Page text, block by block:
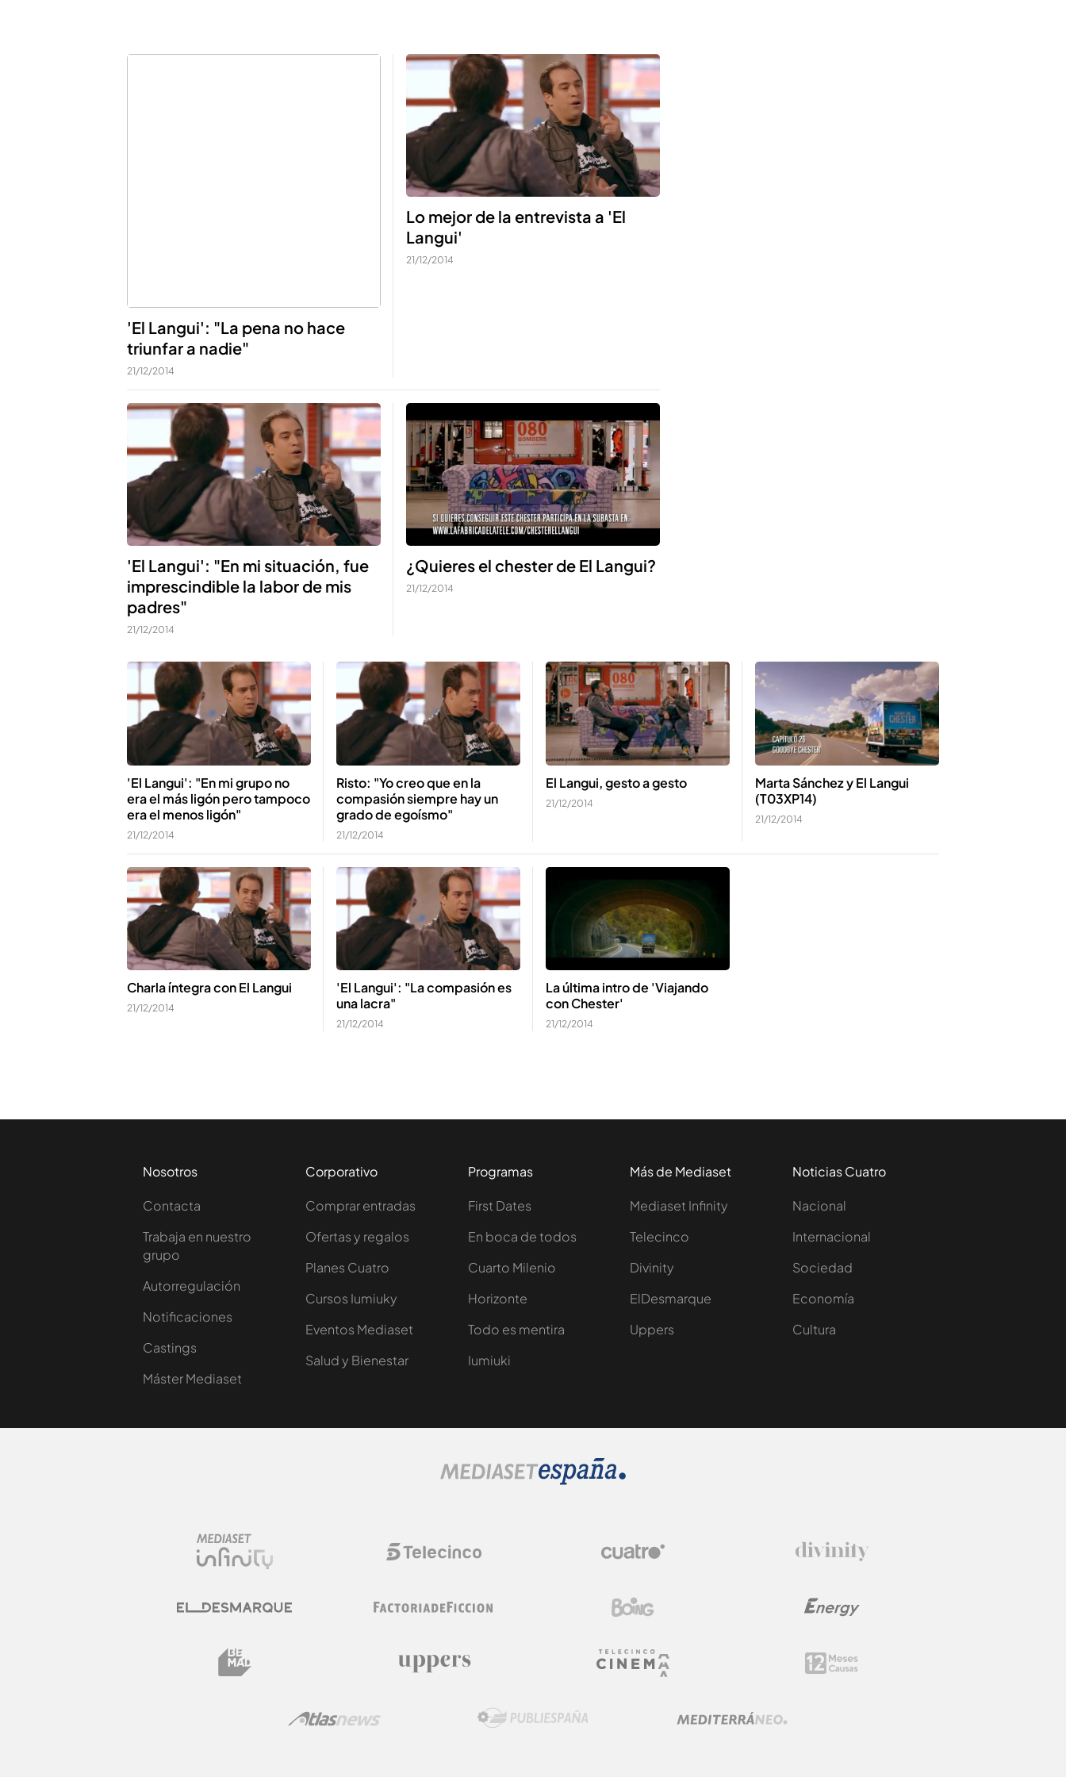
'El Langui': "La pena no hace
triunfar a nadie"
21/12/2014
Lo mejor de la entrevista a 'El
Langui'
21/12/2014
'El Langui': "En mi situación, fue
imprescindible la labor de mis
padres"
21/12/2014
¿Quieres el chester de El Langui?
21/12/2014
'El Langui': "En mi grupo no
era el más ligón pero tampoco
era el menos ligón"
21/12/2014
Risto: "Yo creo que en la
compasión siempre hay un
grado de egoísmo"
21/12/2014
El Langui, gesto a gesto
21/12/2014
Marta Sánchez y El Langui
(T03XP14)
21/12/2014
Charla íntegra con El Langui
21/12/2014
'El Langui': "La compasión es
una lacra"
21/12/2014
La última intro de 'Viajando
con Chester'
21/12/2014
Nosotros
Contacta
Trabaja en nuestro
grupo
Autorregulación
Notificaciones
Castings
Máster Mediaset
Corporativo
Comprar entradas
Ofertas y regalos
Planes Cuatro
Cursos Iumiuky
Eventos Mediaset
Salud y Bienestar
Programas
First Dates
En boca de todos
Cuarto Milenio
Horizonte
Todo es mentira
Iumiuki
Más de Mediaset
Mediaset Infinity
Telecinco
Divinity
ElDesmarque
Uppers
Noticias Cuatro
Nacional
Internacional
Sociedad
Economía
Cultura